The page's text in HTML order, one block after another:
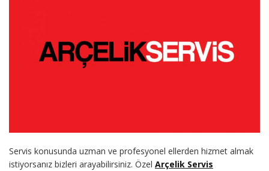
Servis konusunda uzman ve profesyonel ellerden hizmet almak
istiyorsanız bizleri arayabilirsiniz. Özel Arçelik Servis